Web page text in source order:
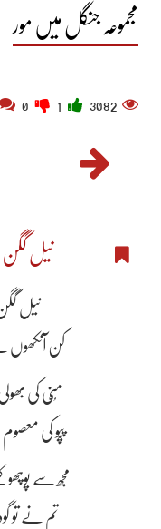
مجموعہ جنگل میں مور
3082
نیل گگن
نیل گگن
کن آنکھوں
مُنّی کی
پپّو کی
مجھ سے
تم نے تو